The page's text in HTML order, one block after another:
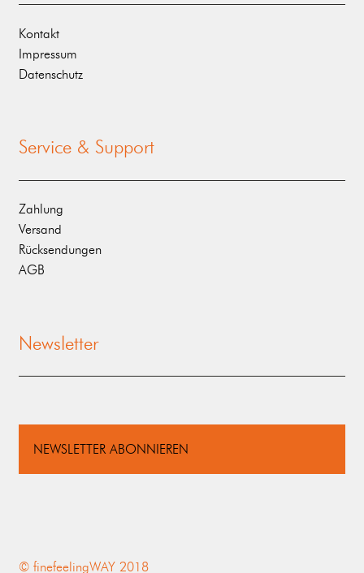
Kontakt
Impressum
Datenschutz
Service & Support
Zahlung
Versand
Rücksendungen
AGB
Newsletter
NEWSLETTER ABONNIEREN
© finefeelingWAY 2018